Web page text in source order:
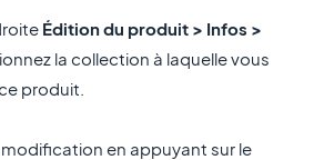
Édition du produit > Infos >
la collection à laquelle vous
produit.
en appuyant sur le